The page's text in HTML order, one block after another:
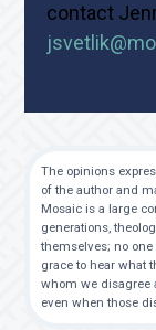
contact
The opinions
of the author and
Mosaic is a large
generations,
themselves; no one
grace to hear what
whom we disagree
even when those